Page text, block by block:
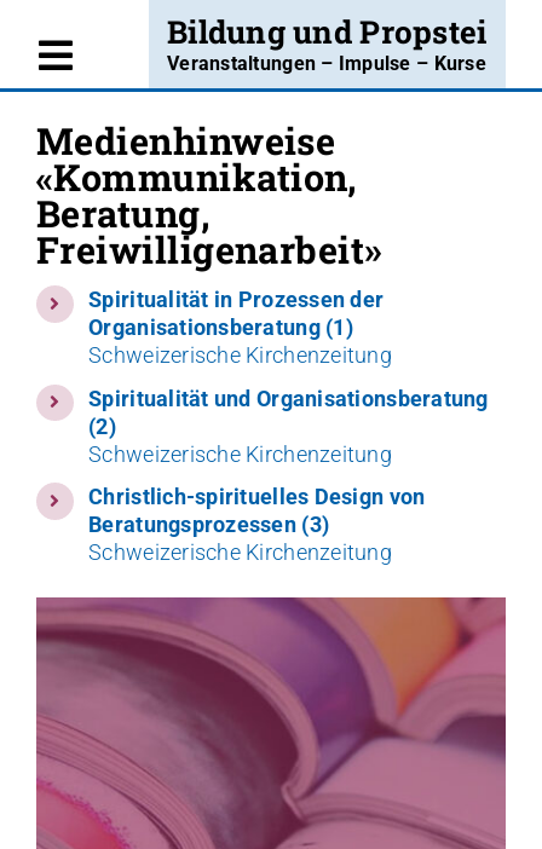
contentToggle
Navigation
Willkommen
Angebote
Kurse
Projekte
Über uns
Kontakt
Insta
Bildung und Propstei
Veranstaltungen – Impulse – Kurse
Kommunikation,
Beratung,
Freiwilligenarbeit
Spiritualität in Prozessen der
Organisationsberatung (1)
Schweizerische Kirchenzeitung
Spiritualität und Organisationsberatung
(2)
Schweizerische Kirchenzeitung
Christlich-spirituelles Design von
Beratungsprozessen (3)
Schweizerische Kirchenzeitung